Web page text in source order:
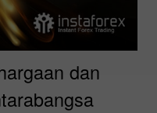
dan